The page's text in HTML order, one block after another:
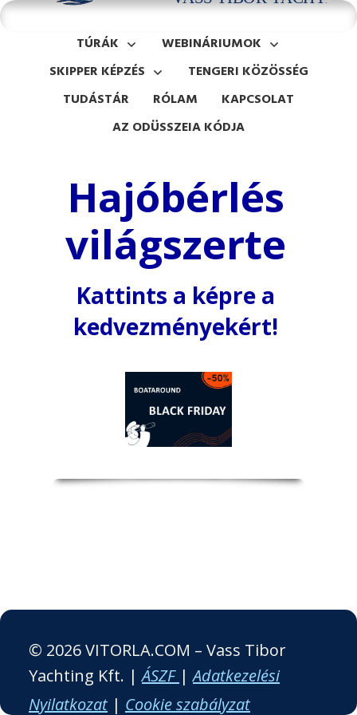
TÚRÁK
WEBINÁRIUMOK
SKIPPER KÉPZÉS
TENGERI KÖZÖSSÉG
TUDÁSTÁR
RÓLAM
KAPCSOLAT
AZ ODÜSSZEIA KÓDJA
Hajóbérlés
világszerte
Kattints a képre a
kedvezményekért!
© 2026 VITORLA.COM – Vass Tibor
Yachting Kft. |ÁSZF |Adatkezelési
Nyilatkozat | Cookie szabályzat